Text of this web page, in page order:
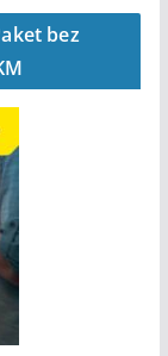
bez